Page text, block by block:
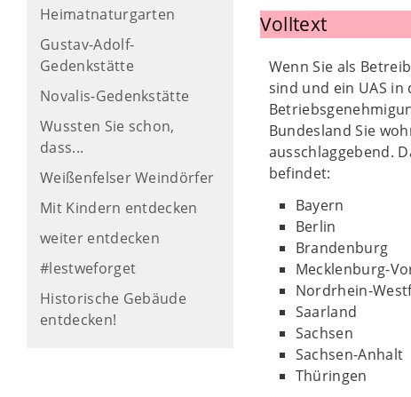
Heimatnaturgarten
Gustav-Adolf-
Gedenkstätte
Novalis-Gedenkstätte
Wussten Sie schon,
dass...
Weißenfelser Weindörfer
Mit Kindern entdecken
weiter entdecken
#lestweforget
Historische Gebäude
entdecken!
Volltext
Wenn Sie als
sind und ein UAS
Bundesland Sie
ausschlaggebend.
befindet:
Bayern
Berlin
Brandenburg
Mecklenburg-
Nordrhein-
Saarland
Sachsen
Sachsen-Anhalt
Thüringen